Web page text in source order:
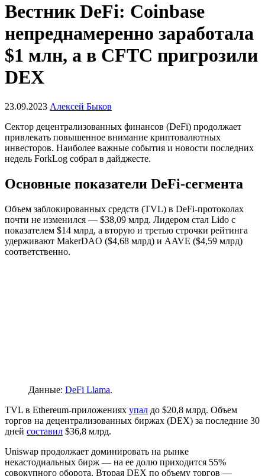
Вестник DeFi: Coinbase
непреднамеренно заработала
$1 млн, а в CFTC пригрозили
DEX
23.09.2023 Алексей Быков
Сектор децентрализованных финансов (DeFi) продолжает
привлекать повышенное внимание криптовалютных
инвесторов. Наиболее важные события и новости последних
недель ForkLog собрал в дайджесте.
Основные показатели DeFi-сегмента
Объем заблокированных средств (TVL) в DeFi-протоколах
почти не изменился — $38,09 млрд. Лидером стал Lido с
показателем $14 млрд, а вторую и третью строчки рейтинга
удерживают MakerDAO ($4,68 млрд) и AAVE ($4,59 млрд)
соответственно.
Данные: DeFi Llama.
TVL в Ethereum-приложениях упал до $20,8 млрд. Объем
торгов на децентрализованных биржах (DEX) за последние 30
дней составил $36,8 млрд.
Uniswap продолжает доминировать на рынке
некастодиальных бирж — на ее долю приходится 55%
совокупного оборота. Вторая DEX по объему торгов —